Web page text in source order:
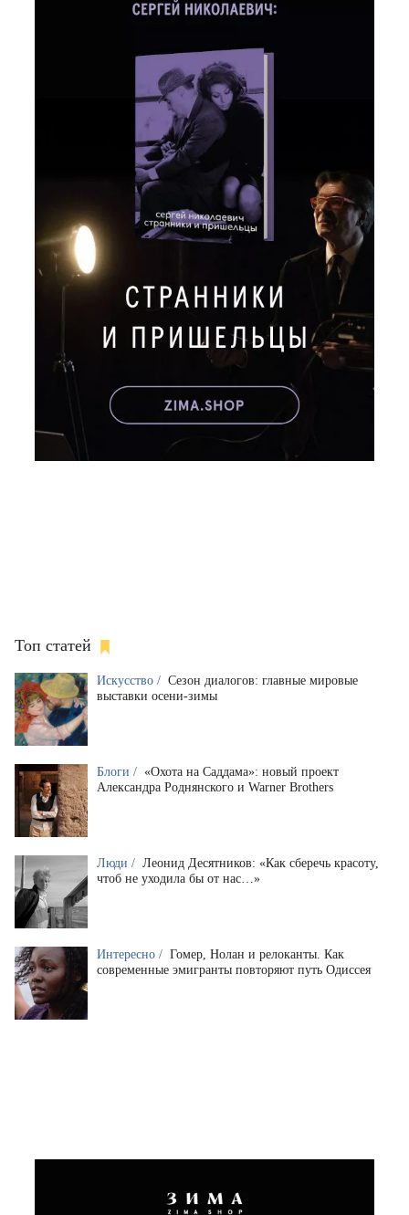
Топ статей
Искусство / Сезон диалогов: главные мировые
выставки осени-зимы
Блоги / «Охота на Саддама»: новый проект
Александра Роднянского и Warner Brothers
Люди / Леонид Десятников: «Как сберечь красоту,
чтоб не уходила бы от нас…»
Интересно / Гомер, Нолан и релоканты. Как
современные эмигранты повторяют путь Одиссея